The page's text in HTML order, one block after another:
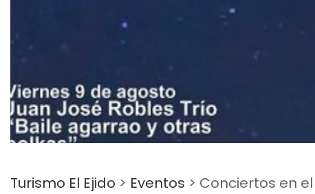
Turismo El Ejido > Eventos > Conciertos en